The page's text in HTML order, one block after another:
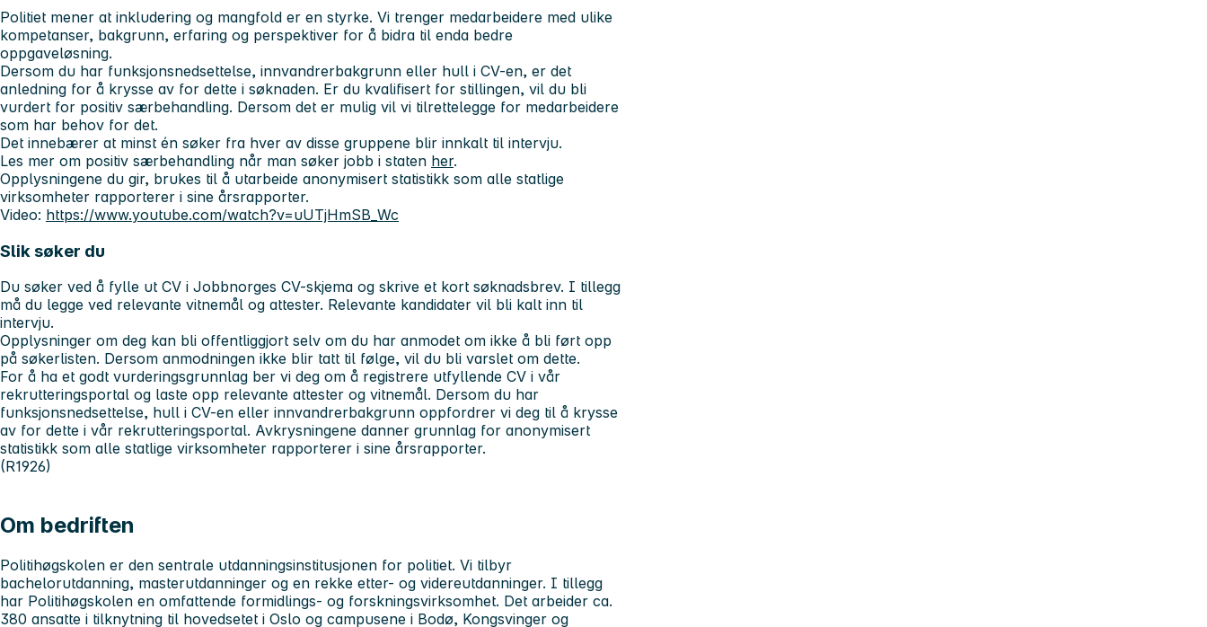
Politiet mener at inkludering og mangfold er en styrke. Vi trenger medarbeidere med ulike
kompetanser, bakgrunn, erfaring og perspektiver for å bidra til enda bedre
oppgaveløsning.
Dersom du har funksjonsnedsettelse, innvandrerbakgrunn eller hull i CV-en, er det
anledning for å krysse av for dette i søknaden. Er du kvalifisert for stillingen, vil du bli
vurdert for positiv særbehandling. Dersom det er mulig vil vi tilrettelegge for medarbeidere
som har behov for det.
Det innebærer at minst én søker fra hver av disse gruppene blir innkalt til intervju.
Les mer om positiv særbehandling når man søker jobb i staten her.
Opplysningene du gir, brukes til å utarbeide anonymisert statistikk som alle statlige
virksomheter rapporterer i sine årsrapporter.
Video: https://www.youtube.com/watch?v=uUTjHmSB_Wc
Slik søker du
Du søker ved å fylle ut CV i Jobbnorges CV-skjema og skrive et kort søknadsbrev. I tillegg
må du legge ved relevante vitnemål og attester. Relevante kandidater vil bli kalt inn til
intervju.
Opplysninger om deg kan bli offentliggjort selv om du har anmodet om ikke å bli ført opp
på søkerlisten. Dersom anmodningen ikke blir tatt til følge, vil du bli varslet om dette.
For å ha et godt vurderingsgrunnlag ber vi deg om å registrere utfyllende CV i vår
rekrutteringsportal og laste opp relevante attester og vitnemål. Dersom du har
funksjonsnedsettelse, hull i CV-en eller innvandrerbakgrunn oppfordrer vi deg til å krysse
av for dette i vår rekrutteringsportal. Avkrysningene danner grunnlag for anonymisert
statistikk som alle statlige virksomheter rapporterer i sine årsrapporter.
(R1926)
Om bedriften
Politihøgskolen er den sentrale utdanningsinstitusjonen for politiet. Vi tilbyr
bachelorutdanning, masterutdanninger og en rekke etter- og videreutdanninger. I tillegg
har Politihøgskolen en omfattende formidlings- og forskningsvirksomhet. Det arbeider ca.
380 ansatte i tilknytning til hovedsetet i Oslo og campusene i Bodø, Kongsvinger og